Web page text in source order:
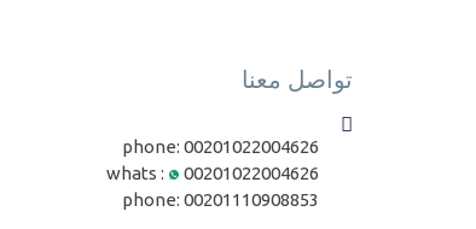
تواصل معنا
phone: 00201022004626
whats :
00201022004626
phone: 00201110908853